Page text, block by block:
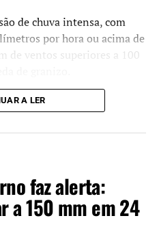
de chuva intensa, com
por hora ou acima de
de ventos superiores a 100
danos em edificações,
e transtornos em áreas
do alerta, o instituto
áreas abertas durante
próxima a árvores, placas
A LER
faz alerta:
a 150 mm em 24